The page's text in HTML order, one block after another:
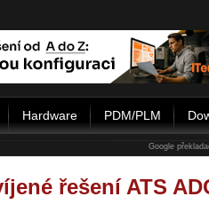
Hardware PDM/PLM
Google
řešení ATS